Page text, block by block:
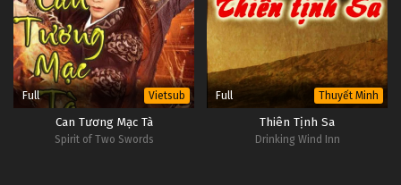
Full Vietsub
Can Tương Mạc Tà
Spirit of Two Swords
Full Thuyết Minh
Thiên Tịnh Sa
Drinking Wind Inn